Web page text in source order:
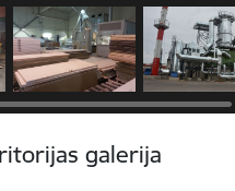
galerija